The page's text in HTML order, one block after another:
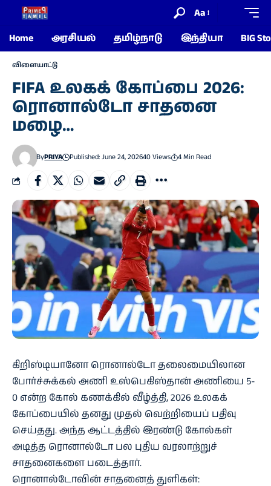
Aa
Home
அரசியல் தமிழ்நாடு இந்தியா BIG
விளையாட்டு
FIFA உலகக் கோப்பை 2026:
ரொனால்டோ சாதனை
மழை…
ByPRIYA Published: June 24, 202640 Views 4 Min Read
கிறிஸ்டியானோ ரொனால்டோ தலைமையிலான
போர்ச்சுக்கல் அணி உஸ்பெகிஸ்தான் அணியை 5-
0 என்ற கோல் கணக்கில் வீழ்த்தி, 2026 உலகக்
கோப்பையில் தனது முதல் வெற்றியைப் பதிவு
செய்தது. அந்த ஆட்டத்தில் இரண்டு கோல்கள்
அடித்த ரொனால்டோ பல புதிய வரலாற்றுச்
சாதனைகளை படைத்தார்.
ரொனால்டோவின் சாதனைத் துளிகள்: